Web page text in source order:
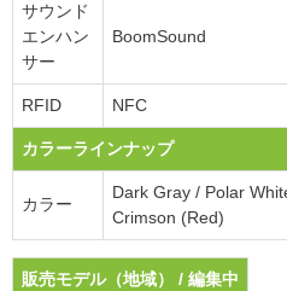
サウンド
エンハン
サー
BoomSound
RFID NFC
カラーラインナップ
カラー
Dark Gray / Polar
Crimson (Red)
販売モデル（地域） / 編集中